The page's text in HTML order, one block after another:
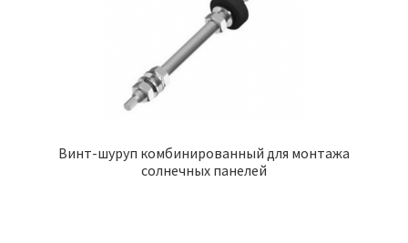
Винт-шуруп комбинированный для монтажа
солнечных панелей